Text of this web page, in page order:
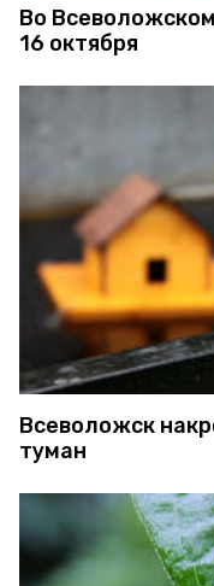
Во
16 октября
Всеволожск
туман